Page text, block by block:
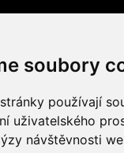
soubory
používají
uživatelského
návštěvnosti